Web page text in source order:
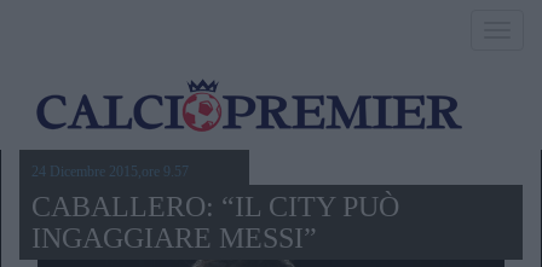
24 Dicembre 2015,ore 9.57
CABALLERO: “IL CITY PUÒ
INGAGGIARE MESSI”